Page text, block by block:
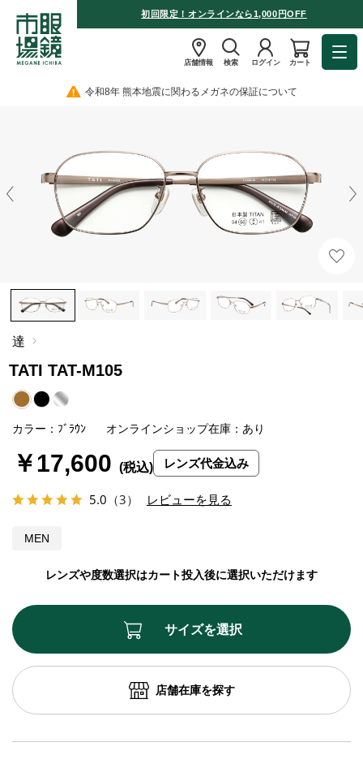
初回限定！オンラインなら1,000円OFF
店舗情報 検索 ログイン カート
令和8年 熊本地震に関わるメガネの保証について
達
TATI TAT-M105
5.0 （3） レビューを見る
MEN
カラー：ﾌﾞﾗｳﾝ オンラインショップ在庫：あり
レンズや度数選択はカート投入後に選択いただけます
￥17,600 レンズ代金込み
サイズを選択
店舗在庫を探す